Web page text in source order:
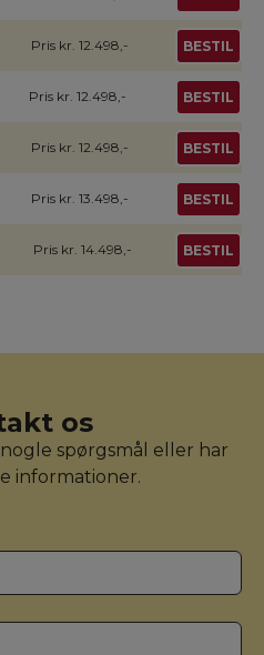
Pris kr. 12.498,- BESTIL
Pris kr. 12.498,- BESTIL
Pris kr. 12.498,- BESTIL
Pris kr. 13.498,- BESTIL
Pris kr. 14.498,- BESTIL
os
spørgsmål eller har
informationer.